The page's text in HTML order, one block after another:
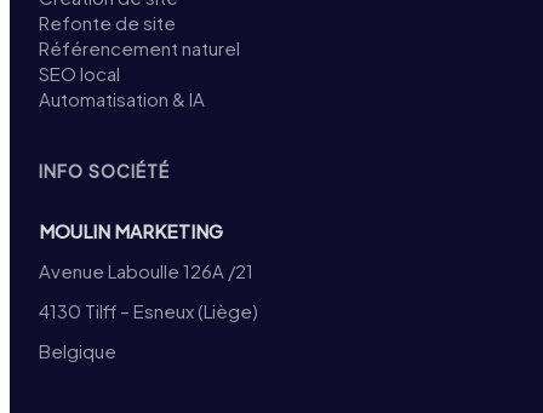
Refonte de site
Référencement naturel
SEO local
Automatisation & IA
INFO SOCIÉTÉ
MOULIN MARKETING
Avenue Laboulle 126A /21
4130 Tilff – Esneux (Liège)
Belgique